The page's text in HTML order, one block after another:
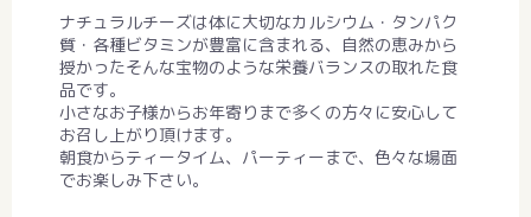
ナチュラルチーズは体に大切なカルシウム・タンパク
質・各種ビタミンが豊富に含まれる、自然の恵みから
授かったそんな宝物のような栄養バランスの取れた食
品です。
小さなお子様からお年寄りまで多くの方々に安心して
お召し上がり頂けます。
朝食からティータイム、パーティーまで、色々な場面
でお楽しみ下さい。